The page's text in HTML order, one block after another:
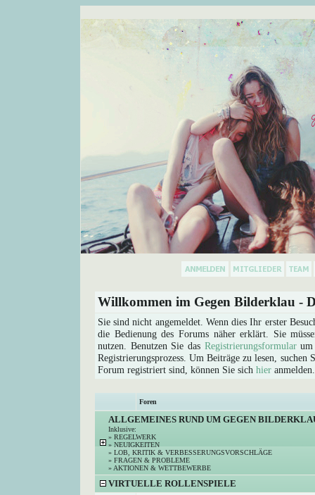
Willkommen im Gegen Bilderklau -
Sie sind nicht angemeldet. Wenn dies Ihr erster
die Bedienung des Forums näher erklärt. Sie
nutzen. Benutzen Sie das Registrierungsformularum
Registrierungsprozess. Um Beiträge zu lesen,
Forum registriert sind, können Sie sich hier anmelden.
Foren
ALLGEMEINES RUND UM GEGEN
Inklusive:
» REGELWERK
» NEUIGKEITEN
» LOB, KRITIK & VERBESSERUNGSVORSCHLÄGE
» FRAGEN & PROBLEME
» AKTIONEN & WETTBEWERBE
VIRTUELLE ROLLENSPIELE